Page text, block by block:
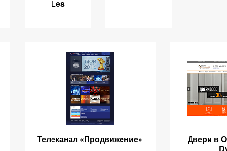
Les
Телеканал «Продвижение»
Двери в